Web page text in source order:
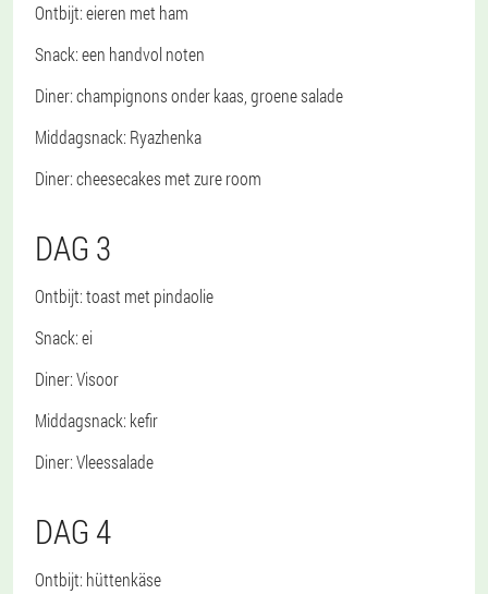
Ontbijt: eieren met ham
Snack: een handvol noten
Diner: champignons onder kaas, groene salade
Middagsnack: Ryazhenka
Diner: cheesecakes met zure room
DAG 3
Ontbijt: toast met pindaolie
Snack: ei
Diner: Visoor
Middagsnack: kefir
Diner: Vleessalade
DAG 4
Ontbijt: hüttenkäse